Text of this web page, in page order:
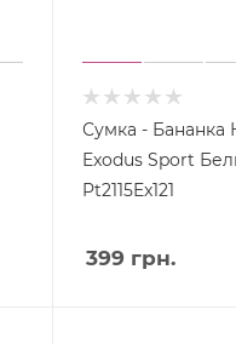
Сумка - Бананка
Exodus Sport
Pt2115Ex121
399 грн.